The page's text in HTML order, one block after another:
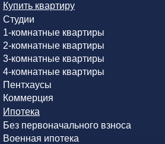
Купить квартиру
Студии
1-комнатные квартиры
2-комнатные квартиры
3-комнатные квартиры
4-комнатные квартиры
Пентхаусы
Коммерция
Ипотека
Без первоначального взноса
Военная ипотека